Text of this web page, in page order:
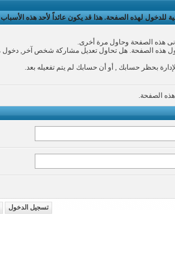
للدخول لهذه الصفحة. هذا قد يكون عائداً لأحد هذه
هذه الصفحة وحاول مرة أخرى.
هذه الصفحة. هل تحاول تعديل مشاركة شخص آخر, دخول
بحظر حسابك , أو أن حسابك لم يتم تفعيله بعد.
الصفحة.